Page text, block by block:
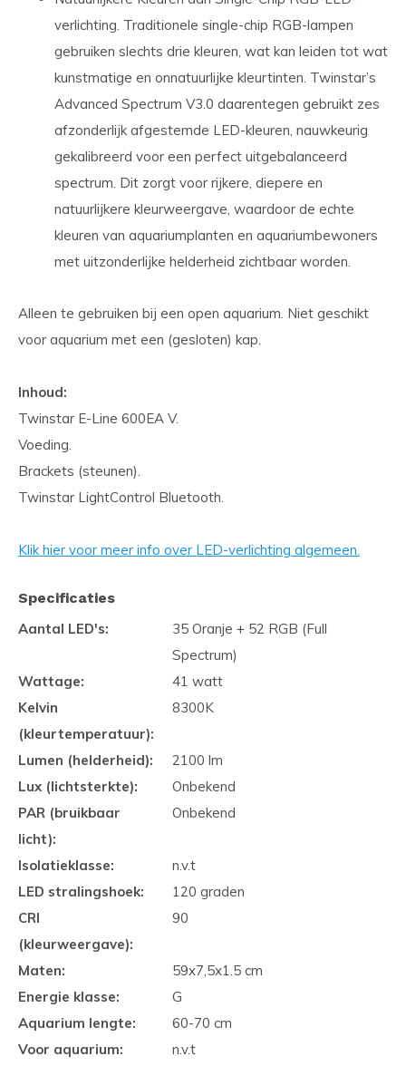
verlichting. Traditionele single-chip RGB-lampen
gebruiken slechts drie kleuren, wat kan leiden tot wat
kunstmatige en onnatuurlijke kleurtinten. Twinstar’s
Advanced Spectrum V3.0 daarentegen gebruikt zes
afzonderlijk afgestemde LED-kleuren, nauwkeurig
gekalibreerd voor een perfect uitgebalanceerd
spectrum. Dit zorgt voor rijkere, diepere en
natuurlijkere kleurweergave, waardoor de echte
kleuren van aquariumplanten en aquariumbewoners
met uitzonderlijke helderheid zichtbaar worden.
Alleen te gebruiken bij een open aquarium. Niet geschikt
voor aquarium met een (gesloten) kap.
Inhoud:
Twinstar E-Line 600EA V.
Voeding.
Brackets (steunen).
Twinstar LightControl Bluetooth.
Klik hier voor meer info over LED-verlichting algemeen.
Specificaties
Aantal LED's:
35 Oranje + 52 RGB (Full
Spectrum)
Wattage:
41 watt
Kelvin
(kleurtemperatuur):
8300K
Lumen (helderheid):
2100 lm
Lux (lichtsterkte):
Onbekend
PAR (bruikbaar
licht):
Onbekend
Isolatieklasse:
n.v.t
LED stralingshoek:
120 graden
CRI
(kleurweergave):
90
Maten:
59x7,5x1.5 cm
Energie klasse:
G
Aquarium lengte:
60-70 cm
Voor aquarium:
n.v.t